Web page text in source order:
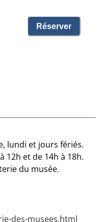
Réserver
lundi et jours fériés.
12h et de 14h à 18h.
du musée.
des-musees.html